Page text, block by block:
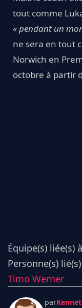
tout comme
« pendant un
ne sera en tout
Norwich en
octobre à partir
Équipe(s) liée(s)
Personne(s)
Timo Werner
par